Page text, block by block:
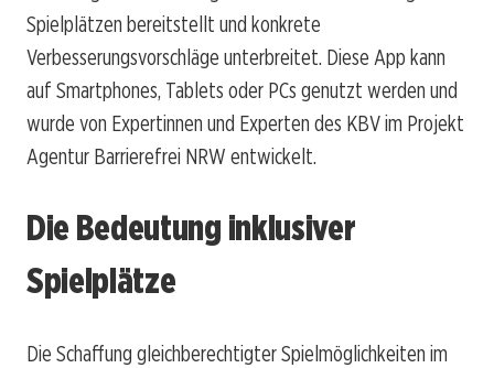
Spielplätzen bereitstellt und konkrete
Verbesserungsvorschläge unterbreitet. Diese App kann
auf Smartphones, Tablets oder PCs genutzt werden und
wurde von Expertinnen und Experten des KBV im Projekt
Agentur Barrierefrei NRW entwickelt.
Die Bedeutung inklusiver
Spielplätze
Die Schaffung gleichberechtigter Spielmöglichkeiten im